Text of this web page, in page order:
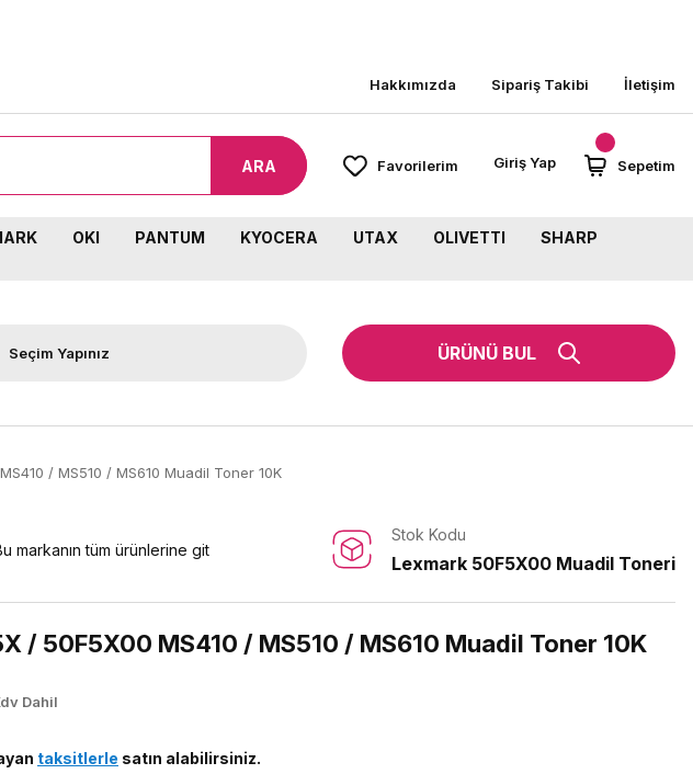
Hakkımızda Sipariş Takibi İletişim
ARA Favorilerim Giriş Yap Sepetim
OKI PANTUM KYOCERA UTAX OLIVETTI
SHARP
ÜRÜNÜ BUL
/ MS510 / MS610 Muadil Toner 10K
markanın tüm ürünlerine git
Stok Kodu
Lexmark 50F5X00 Muadil Toneri
/ 50F5X00 MS410 / MS510 / MS610 Muadil Toner 10K
Dahil
taksitlerle satın alabilirsiniz.